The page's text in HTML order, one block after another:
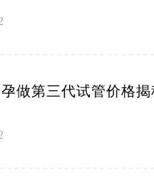
做第三代试管价格揭